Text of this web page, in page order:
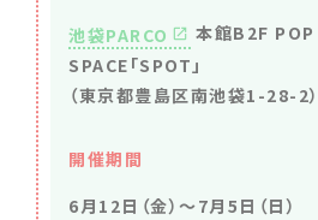
池袋PARCO
本館B2F POP
SPACE「SPOT」
（東京都豊島区南池袋1-28-2）
開催期間
6月12日（金）〜7月5日（日）